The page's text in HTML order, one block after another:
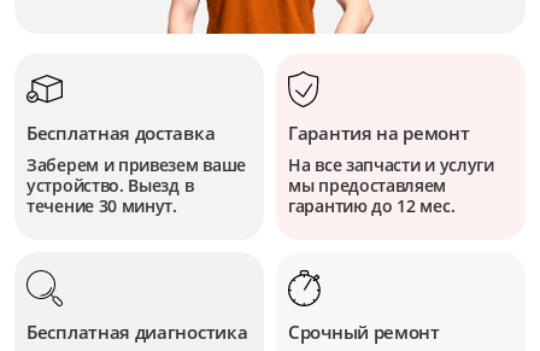
Бесплатная доставка
Заберем и привезем ваше
устройство. Выезд в
течение 30 минут.
Гарантия на ремонт
На все запчасти и услуги
мы предоставляем
гарантию до 12 мес.
Бесплатная диагностика Срочный ремонт